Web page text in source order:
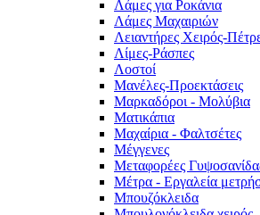
Λάμες για Ροκάνια
Λάμες Μαχαιριών
Λειαντήρες Χειρός-
Λίμες-Ράσπες
Λοστοί
Μανέλες-Προεκτάσεις
Μαρκαδόροι - Μολύβια
Ματικάπια
Μαχαίρια - Φαλτσέτες
Μέγγενες
Μεταφορέες
Μέτρα - Εργαλεία
Μπουζόκλειδα